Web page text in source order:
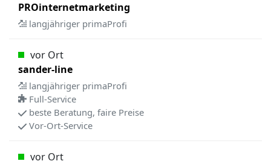
PROinternetmarketing
langjähriger primaProfi
vor Ort
sander-line
langjähriger primaProfi
Full-Service
beste Beratung, faire Preise
Vor-Ort-Service
vor Ort